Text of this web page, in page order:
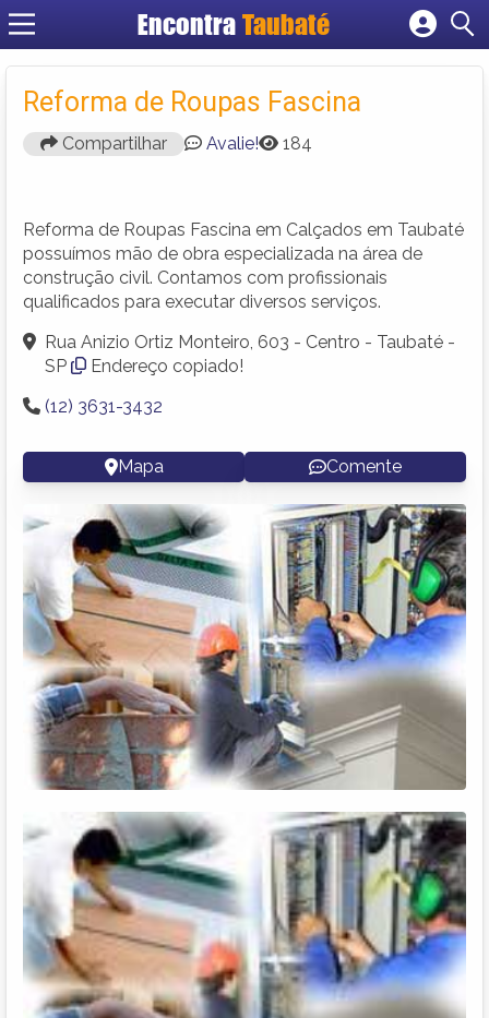
EncontraTaubaté
Cadastrar empresa
Criar conta
Reforma de Roupas Fascina
Compartilhar Avalie! 184
Reforma de Roupas Fascina em Calçados em Taubaté
possuímos mão de obra especializada na área de
construção civil. Contamos com profissionais
qualificados para executar diversos serviços.
Rua Anizio Ortiz Monteiro, 603 - Centro - Taubaté -
SP
Endereço copiado!
(12) 3631-3432
Mapa Comente